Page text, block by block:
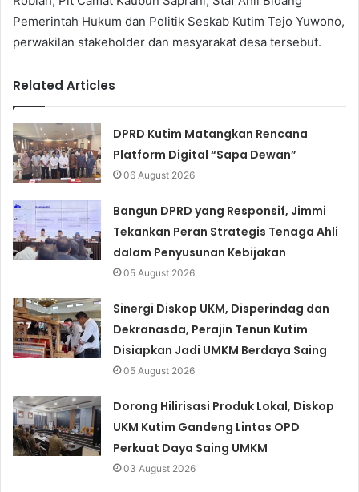
Pemerintah Hukum dan Politik Seskab Kutim Tejo Yuwono,
perwakilan stakeholder dan masyarakat desa tersebut.
Related Articles
DPRD Kutim Matangkan Rencana
Platform Digital “Sapa Dewan”
06 August 2026
Bangun DPRD yang Responsif, Jimmi
Tekankan Peran Strategis Tenaga Ahli
dalam Penyusunan Kebijakan
05 August 2026
Sinergi Diskop UKM, Disperindag dan
Dekranasda, Perajin Tenun Kutim
Disiapkan Jadi UMKM Berdaya Saing
05 August 2026
Dorong Hilirisasi Produk Lokal, Diskop
UKM Kutim Gandeng Lintas OPD
Perkuat Daya Saing UMKM
03 August 2026